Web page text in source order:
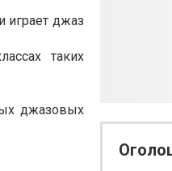
играет джаз
таких
джазовых